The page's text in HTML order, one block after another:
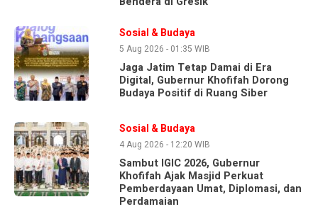
Sosial & Budaya
5 Aug 2026 - 01:35 WIB
Jaga Jatim Tetap Damai di Era
Digital, Gubernur Khofifah Dorong
Budaya Positif di Ruang Siber
Sosial & Budaya
4 Aug 2026 - 12:20 WIB
Sambut IGIC 2026, Gubernur
Khofifah Ajak Masjid Perkuat
Pemberdayaan Umat, Diplomasi, dan
Perdamaian